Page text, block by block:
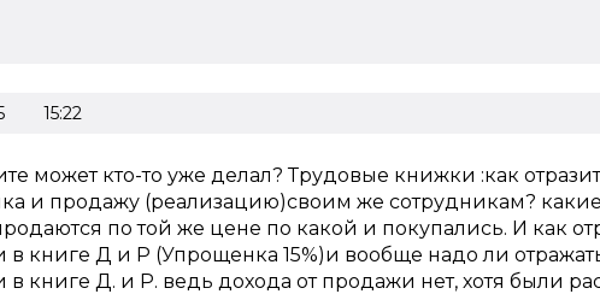
15:22
может кто-то уже делал? Трудовые книжки :как
и продажу (реализацию)своим же сотрудникам?
по той же цене по какой и покупались. И как
в книге Д и Р (Упрощенка 15%)и вообще надо ли
книге Д. и Р. ведь дохода от продажи нет, хотя были